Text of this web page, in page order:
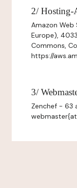
2/ Hosting-
Amazon Web
Europe),
Commons,
https://
3/
Zenchef - 63